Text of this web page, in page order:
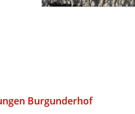
Burgunderhof